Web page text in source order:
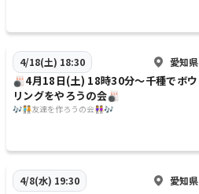
4/18(土) 18:30 愛知県
🎳4月18日(土) 18時30分〜千種でボウ
リングをやろうの会🎳
🎶🧑‍🤝‍🧑友達を作ろうの会👭🎶
4/8(水) 19:30 愛知県